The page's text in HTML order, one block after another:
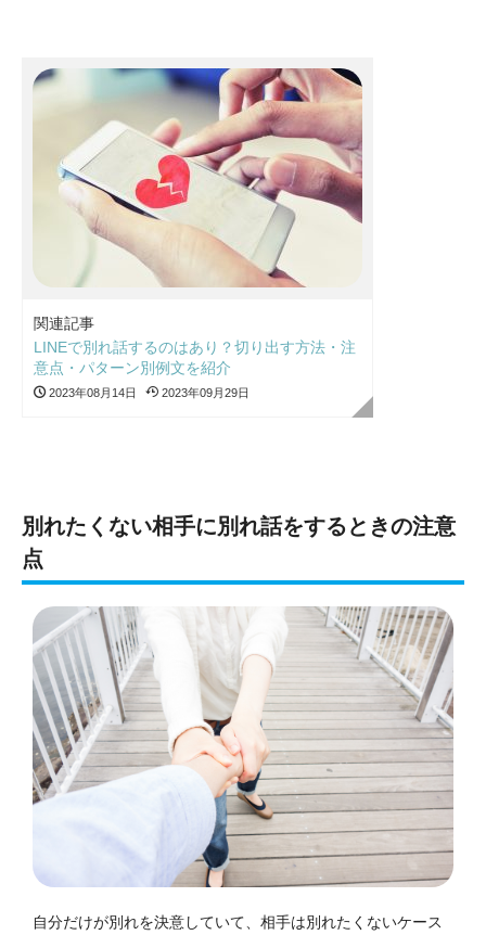
関連記事
LINEで別れ話するのはあり？切り出す方法・注
意点・パターン別例文を紹介
2023年08月14日 2023年09月29日
別れたくない相手に別れ話をするときの注意
点
自分だけが別れを決意していて、相手は別れたくないケース